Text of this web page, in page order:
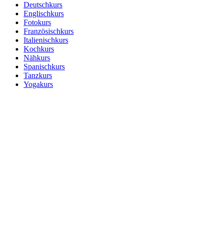
Deutschkurs
Englischkurs
Fotokurs
Französischkurs
Italienischkurs
Kochkurs
Nähkurs
Spanischkurs
Tanzkurs
Yogakurs